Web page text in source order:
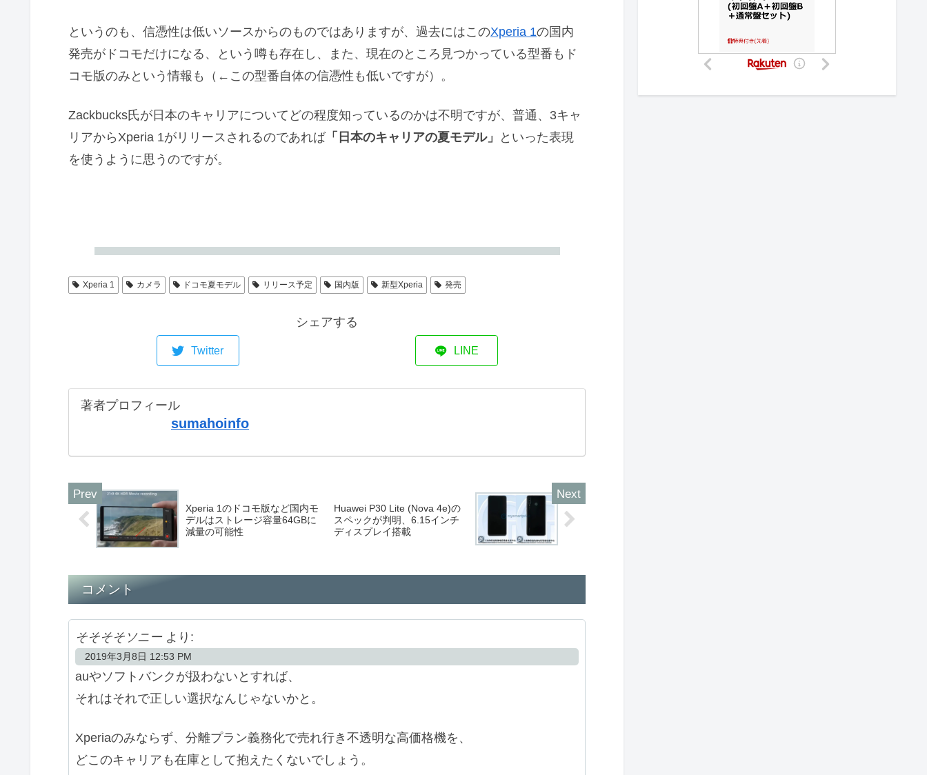
というのも、信憑性は低いソースからのものではありますが、過去にはこのXperia 1の国内
発売がドコモだけになる、という噂も存在し、また、現在のところ見つかっている型番もド
コモ版のみという情報も（←この型番自体の信憑性も低いですが）。
Zackbucks氏が日本のキャリアについてどの程度知っているのかは不明ですが、普通、3キャ
リアからXperia 1がリリースされるのであれば「日本のキャリアの夏モデル」
といった表現
を使うように思うのですが。
Xperia 1 カメラ ドコモ夏モデル リリース予定 国内版 新型Xperia 発売
シェアする
Twitter LINE
著者プロフィール
sumahoinfo
Xperia 1のドコモ版など国内モ
デルはストレージ容量64GBに
減量の可能性
Huawei P30 Lite (Nova 4e)の
スペックが判明、6.15インチ
ディスプレイ搭載
コメント
そそそそソニー より:
2019年3月8日 12:53 PM
auやソフトバンクが扱わないとすれば、
それはそれで正しい選択なんじゃないかと。
Xperiaのみならず、分離プラン義務化で売れ行き不透明な高価格機を、
どこのキャリアも在庫として抱えたくないでしょう。